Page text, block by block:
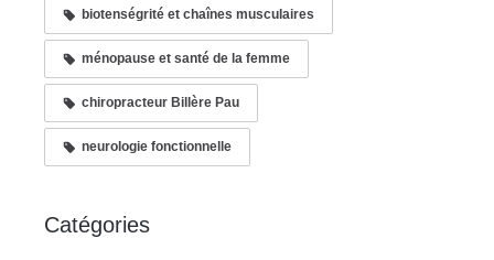
biotenségrité et chaînes musculaires
ménopause et santé de la femme
chiropracteur Billère Pau
neurologie fonctionnelle
Catégories